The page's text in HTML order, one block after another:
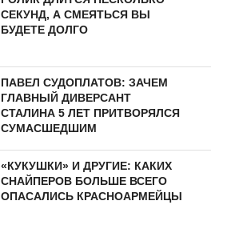
СЕКУНД, А СМЕЯТЬСЯ ВЫ
БУДЕТЕ ДОЛГО
ПАВЕЛ СУДОПЛАТОВ: ЗАЧЕМ
ГЛАВНЫЙ ДИВЕРСАНТ
СТАЛИНА 5 ЛЕТ ПРИТВОРЯЛСЯ
СУМАСШЕДШИМ
«КУКУШКИ» И ДРУГИЕ: КАКИХ
СНАЙПЕРОВ БОЛЬШЕ ВСЕГО
ОПАСАЛИСЬ КРАСНОАРМЕЙЦЫ